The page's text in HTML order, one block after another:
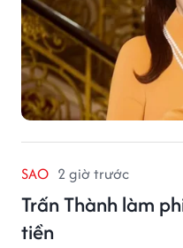
SAO 2 giờ trước
Trấn Thành làm
tiền